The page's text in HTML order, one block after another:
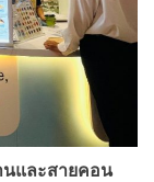
นและสายคอน